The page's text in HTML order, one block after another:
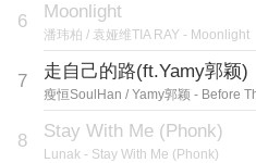
6 Moonlight
潘玮柏 / 袁娅维TIA RAY - Moonlight
7 走自己的路(ft.Yamy郭颖)
瘦恒SoulHan / Yamy郭颖 - Before
8 Stay With Me (Phonk)
Lunak - Stay With Me (Phonk)